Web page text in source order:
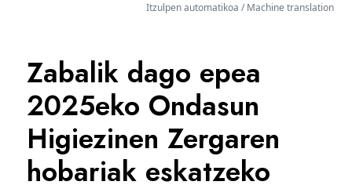
Itzulpen automatikoa / Machine translation
Zabalik dago epea
2025eko Ondasun
Higiezinen Zergaren
hobariak eskatzeko